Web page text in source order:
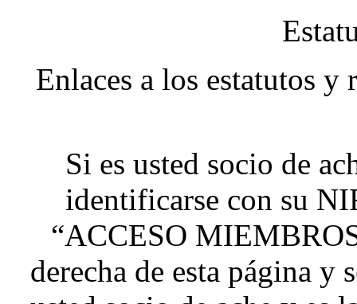
Enlaces a los estatutos y
Si es usted socio de
identificarse con su
“ACCESO
derecha de esta página y